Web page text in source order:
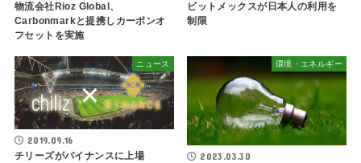
物流会社Rioz Global、
Carbonmarkと提携しカーボンオ
フセットを実施
ビットメックスが日本人の利用を
制限
ニュース
2019.09.16
チリーズがバイナンスに上場
環境・エネルギー
2023.03.30